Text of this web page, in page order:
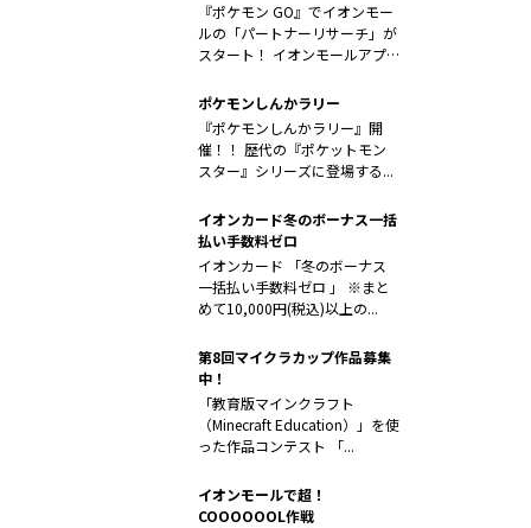
『ポケモン GO』でイオンモー
ルの「パートナーリサーチ」が
スタート！ イオンモールアプ
ポケモンしんかラリー
『ポケモンしんかラリー』開
催！！ 歴代の『ポケットモン
スター』シリーズに登場する...
イオンカード冬のボーナス一括
払い手数料ゼロ
イオンカード 「冬のボーナス
一括払い手数料ゼロ 」 ※まと
めて10,000円(税込)以上の...
第8回マイクラカップ作品募集
中！
「教育版マインクラフト
（Minecraft Education）」を使
った作品コンテスト 「...
イオンモールで超！
COOOOOOL作戦